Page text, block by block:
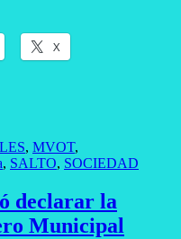
X
, MVOT,
, SALTO, SOCIEDAD
declarar la
Municipal